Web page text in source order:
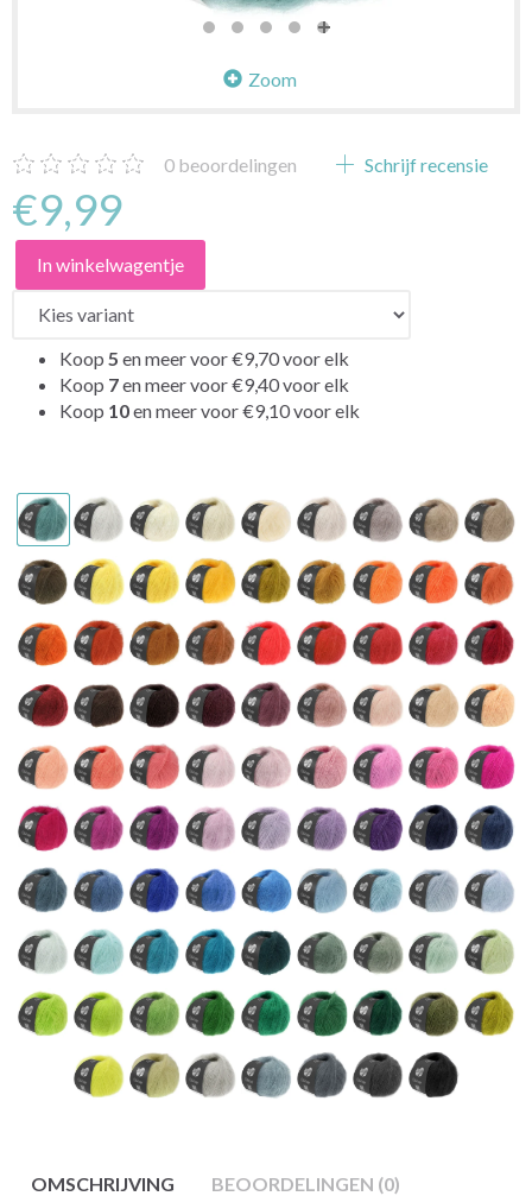
Zoom
0 beoordelingen Schrijf recensie
€9,99
In winkelwagentje
Koop 5 en meer voor€9,70voor elk
Koop 7en meer voor€9,40voor elk
Koop 10en meer voor€9,10voor elk
OMSCHRIJVING BEOORDELINGEN (0)